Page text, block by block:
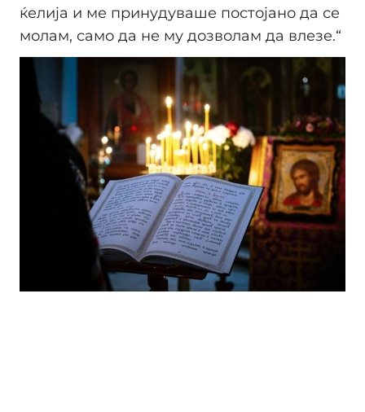
ќелија и ме принудуваше постојано да се
молам, само да не му дозволам да влезе.“